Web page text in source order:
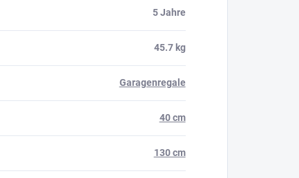
5 Jahre
45.7 kg
Garagenregale
40 cm
130 cm